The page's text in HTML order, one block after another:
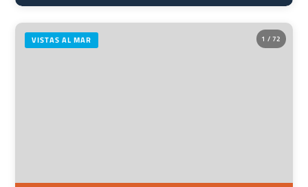
1 / 72
VISTAS AL MAR